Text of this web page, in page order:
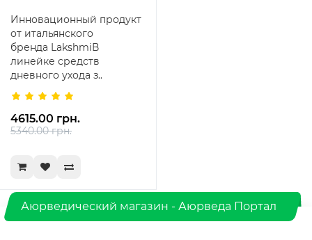
Инновационный продукт
от итальянского
бренда LakshmiВ
линейке средств
дневного ухода з..
4615.00 грн.
5340.00 грн.
Аюрведический магазин - Аюрведа Портал